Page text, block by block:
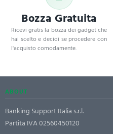
Bozza Gratuita
Ricevi gratis la bozza dei gadget che
hai scelto e decidi se procedere con
l'acquisto comodamente.
ABOUT
Banking Support Italia s.r.l.
Partita IVA 02560450120